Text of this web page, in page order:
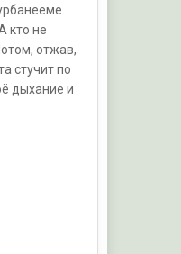
кто не
отжав,
стучит по
дыхание и